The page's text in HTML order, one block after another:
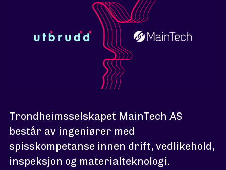
Trondheimsselskapet MainTech AS
består av ingeniører med
spisskompetanse innen drift, vedlikehold,
inspeksjon og materialteknologi.